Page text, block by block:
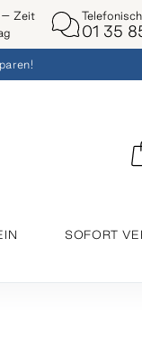
– Zeit
01 35
SOFORT